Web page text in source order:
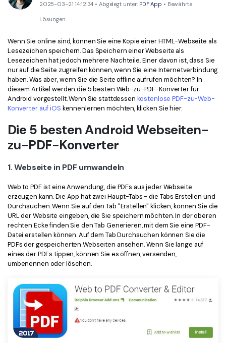
PDF OCR
PDF-Daten extrahieren
PDF freigeben
eSign PDFs rechtmäßig Neu
Branchen
Bildung
IT-Dienstleistung
Rechtliches
Regierung
Veröffentlichung
Freiberufler
Alle PDF-Funktionen
Kontakt zum Support
Was ist NEU
Benutzerhandbuch
PDFelement für Windows
PDFelement für Mac
PDFelement für iOS
Mehr erfahren
Sehen Sie, was unsere Nutzer sagen.
Kostenlose PDF-Vorlagen
Bearbeiten, Drucken und Anpassen von kostenlosen Vorlagen.
PDF-Wissen
PDF-bezogene Informationen, die Sie benötigen.
Download-Zentrum
2025-03-21 14:12:34 • Abgelegt unter: PDF App • Bewährte
Lösungen
Wenn Sie online sind, können Sie eine Kopie einer HTML-Webseite als
Lesezeichen speichern. Das Speichern einer Webseite als
Lesezeichen hat jedoch mehrere Nachteile. Einer davon ist, dass Sie
nur auf die Seite zugreifen können, wenn Sie eine Internetverbindung
haben. Was aber, wenn Sie die Seite offline aufrufen möchten? In
diesem Artikel werden die 5 besten Web-zu-PDF-Konverter für
Android vorgestellt. Wenn Sie stattdessen kostenlose PDF-zu-Web-
Konverter auf iOS kennenlernen möchten, klicken Sie hier.
Die 5 besten Android Webseiten-
zu-PDF-Konverter
1. Webseite in PDF umwandeln
Web to PDF ist eine Anwendung, die PDFs aus jeder Webseite
erzeugen kann. Die App hat zwei Haupt-Tabs - die Tabs Erstellen und
Durchsuchen. Wenn Sie auf den Tab "Erstellen" klicken, können Sie die
URL der Website eingeben, die Sie speichern möchten. In der oberen
rechten Ecke finden Sie den Tab Generieren, mit dem Sie eine PDF-
Datei erstellen können. Auf dem Tab Durchsuchen können Sie die
PDFs der gespeicherten Webseiten ansehen. Wenn Sie lange auf
eines der PDFs tippen, können Sie es öffnen, versenden,
umbenennen oder löschen.